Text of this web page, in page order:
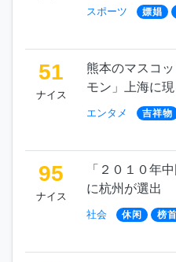
スポーツ 嫖娼
51
ナイス
熊本のマスコ
モン」上海に現
エンタメ 吉祥物
95
ナイス
「２０１０年
に杭州が選出
社会 休闲 榜首